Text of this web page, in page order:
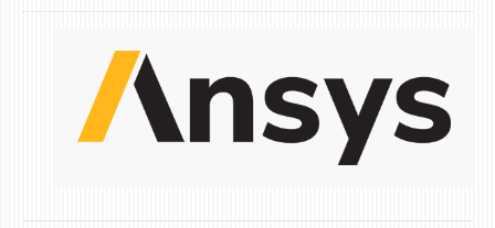
ОГЛАСНА ТАБЛА
СООПШТЕНИЈА